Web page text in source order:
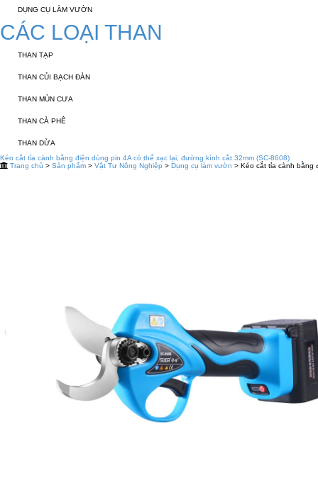
DỤNG CỤ LÀM VƯỜN
CÁC LOẠI THAN
THAN TẠP
THAN CỦI BẠCH ĐÀN
THAN MÙN CƯA
THAN CÀ PHÊ
THAN DỪA
Kéo cắt tỉa cành bằng điện dùng pin 4A có thể xạc lại, đường kính cắt 32mm (SC-8608)
Trang chủ > Sản phẩm > Vật Tư Nông Nghiệp > Dụng cụ làm vườn > Kéo cắt tỉa cành bằng